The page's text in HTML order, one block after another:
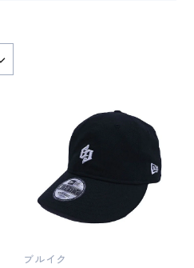
ブルイク